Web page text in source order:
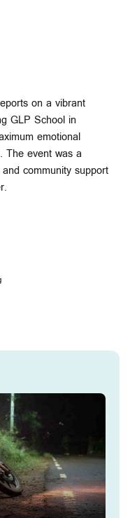
on a vibrant
GLP School in
emotional
The event was a
community support